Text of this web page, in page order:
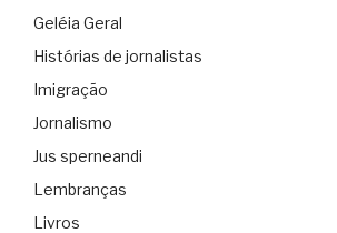
Geléia Geral
Histórias de jornalistas
Imigração
Jornalismo
Jus sperneandi
Lembranças
Livros